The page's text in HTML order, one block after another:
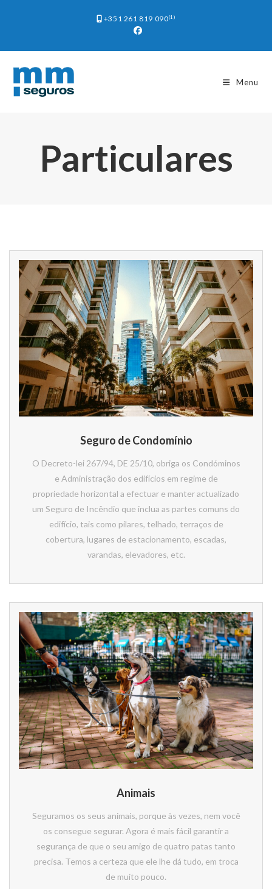
+351 261 819 090(1)
Menu
Particulares
Seguro de Condomínio
O Decreto-lei 267/94, DE 25/10, obriga os Condóminos
e Administração dos edifícios em regime de
propriedade horizontal a efectuar e manter actualizado
um Seguro de Incêndio que inclua as partes comuns do
edifício, tais como pilares, telhado, terraços de
cobertura, lugares de estacionamento, escadas,
varandas, elevadores, etc.
Animais
Seguramos os seus animais, porque às vezes, nem você
os consegue segurar. Agora é mais fácil garantir a
segurança de que o seu amigo de quatro patas tanto
precisa. Temos a certeza que ele lhe dá tudo, em troca
de muito pouco.